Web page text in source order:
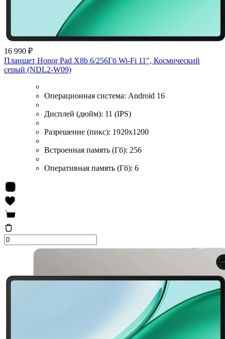
16 990 ₽
Планшет Honor Pad X8b 6/256Гб Wi-Fi 11", Космический
серый (NDL2-W09)
Операционная система: Android 16
Дисплей (дюйм): 11 (IPS)
Разрешение (пикс): 1920x1200
Встроенная память (Гб): 256
Оперативная память (Гб): 6